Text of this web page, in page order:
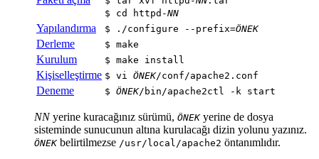
$ cd httpd-NN
Yapılandırma $ ./configure --prefix=ÖNEK
Derleme $ make
Kurulum $ make install
Kişiselleştirme $ vi ÖNEK/conf/apache2.conf
Deneme $ ÖNEK/bin/apache2ctl -k start
NNyerine kuracağınız sürümü, ÖNEKyerine de dosya
sisteminde sunucunun altına kurulacağı dizin yolunu yazınız.
ÖNEKbelirtilmezse /usr/local/apache2 öntanımlıdır.